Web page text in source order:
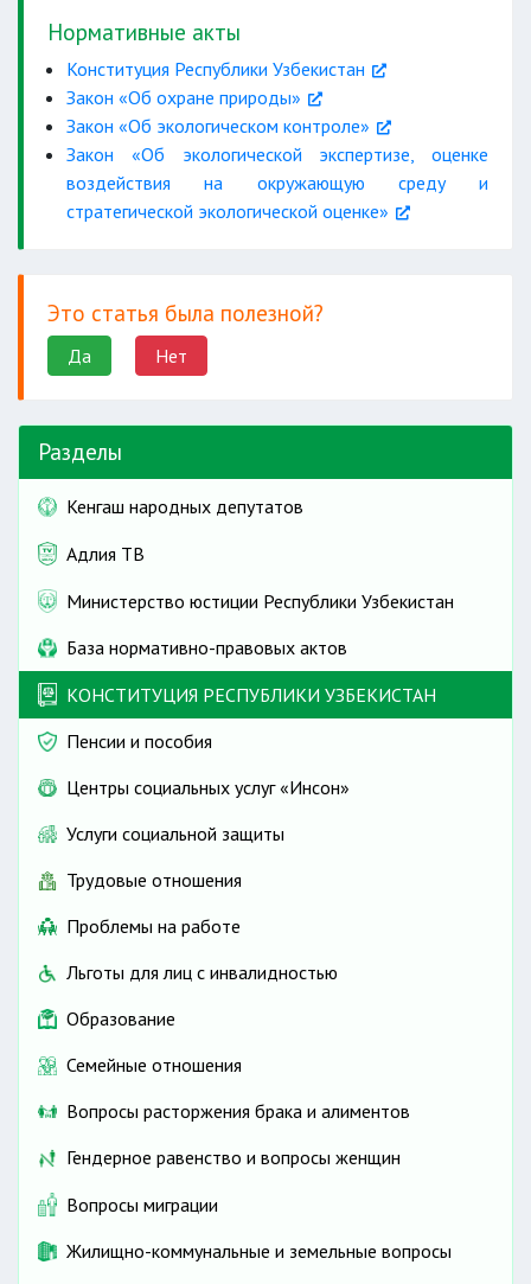
Нормативные акты
Конституция Республики Узбекистан
Закон «Об охране природы»
Закон «Об экологическом контроле»
Закон «Об экологической экспертизе, оценке
воздействия на окружающую среду и
стратегической экологической оценке»
Это статья была полезной?
Да Нет
Разделы
Кенгаш народных депутатов
Адлия ТВ
Министерство юстиции Республики Узбекистан
База нормативно-правовых актов
КОНСТИТУЦИЯ РЕСПУБЛИКИ УЗБЕКИСТАН
Пенсии и пособия
Центры социальных услуг «Инсон»
Услуги социальной защиты
Трудовые отношения
Проблемы на работе
Льготы для лиц с инвалидностью
Образование
Семейные отношения
Вопросы расторжения брака и алиментов
Гендерное равенство и вопросы женщин
Вопросы миграции
Жилищно-коммунальные и земельные вопросы